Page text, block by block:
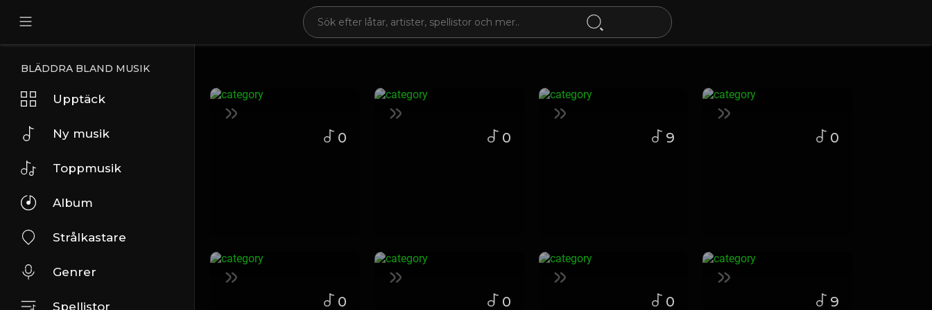
BLÄDDRA BLAND MUSIK
Upptäck
Ny musik
Toppmusik
Album
Strålkastare
Genrer
Spellistor
0 0 9 0
0 0 0 9